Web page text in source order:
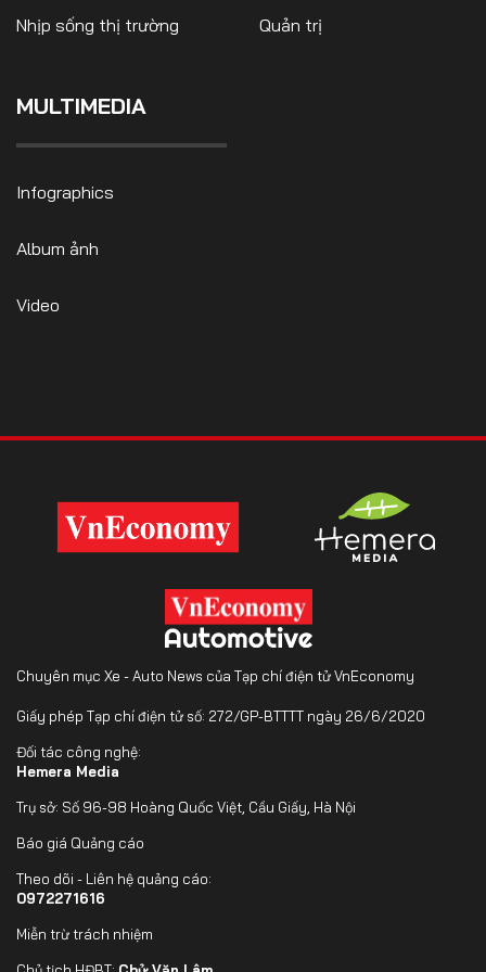
FOLLOW US
0972271616
Nhịp sống thị trường Quản trị
MULTIMEDIA
Infographics
Album ảnh
Video
Chuyên mục Xe - Auto News của Tạp chí điện tử VnEconomy
Giấy phép Tạp chí điện tử số: 272/GP-BTTTT ngày 26/6/2020
Đối tác công nghệ:
Hemera Media
Trụ sở: Số 96-98 Hoàng Quốc Việt, Cầu Giấy, Hà Nội
Báo giá Quảng cáo
Theo dõi - Liên hệ quảng cáo:
0972271616
Miễn trừ trách nhiệm